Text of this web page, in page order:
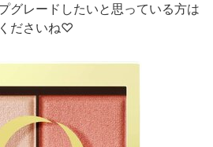
グレードしたいと思っている方は
ださいね♡